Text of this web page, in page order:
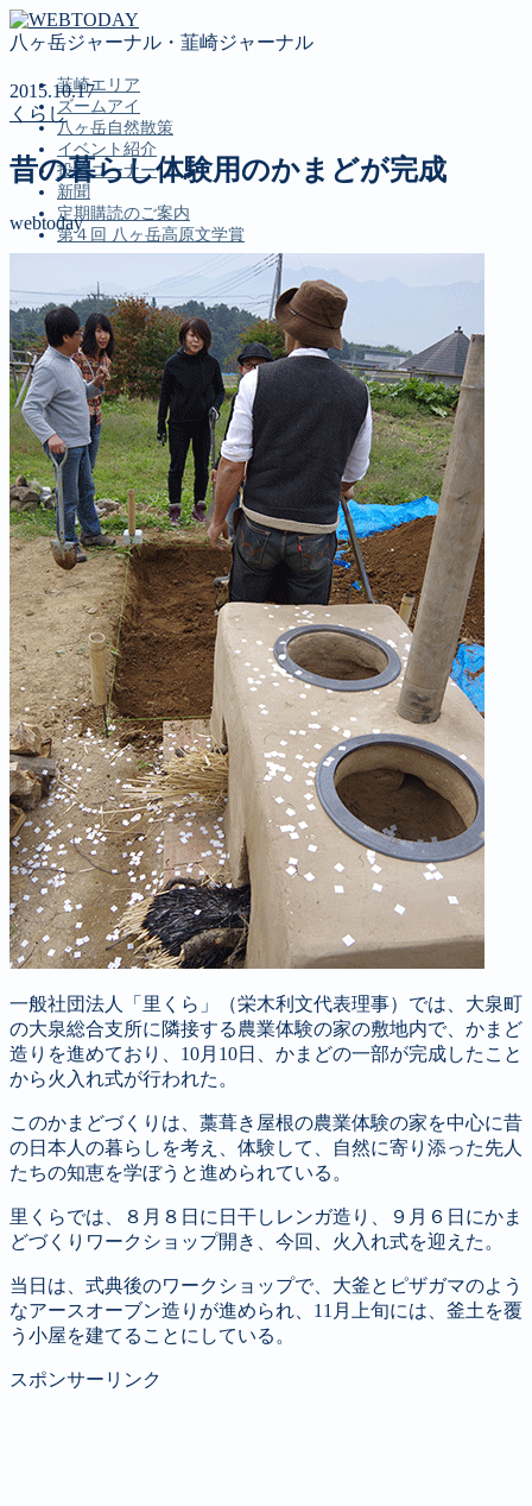
八ヶ岳ジャーナル・韮崎ジャーナル
韮崎エリア
ズームアイ
八ヶ岳自然散策
イベント紹介
投稿コーナー
新聞
定期購読のご案内
第４回 八ヶ岳高原文学賞
韮崎エリア
ズームアイ
八ヶ岳自然散策
イベント紹介
投稿コーナー
新聞
定期購読のご案内
第４回 八ヶ岳高原文学賞
2015.10.17
くらし
昔の暮らし体験用のかまどが完成
webtoday
一般社団法人「里くら」（栄木利文代表理事）では、大泉町
の大泉総合支所に隣接する農業体験の家の敷地内で、かまど
造りを進めており、10月10日、かまどの一部が完成したこと
から火入れ式が行われた。
このかまどづくりは、藁葺き屋根の農業体験の家を中心に昔
の日本人の暮らしを考え、体験して、自然に寄り添った先人
たちの知恵を学ぼうと進められている。
里くらでは、８月８日に日干しレンガ造り、９月６日にかま
どづくりワークショップ開き、今回、火入れ式を迎えた。
当日は、式典後のワークショップで、大釜とピザガマのよう
なアースオーブン造りが進められ、11月上旬には、釜土を覆
う小屋を建てることにしている。
スポンサーリンク